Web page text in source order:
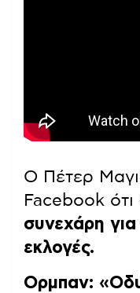
Ο Πέτερ
Facebook ότι
συνεχάρη για
εκλογές.
Ορμπαν: